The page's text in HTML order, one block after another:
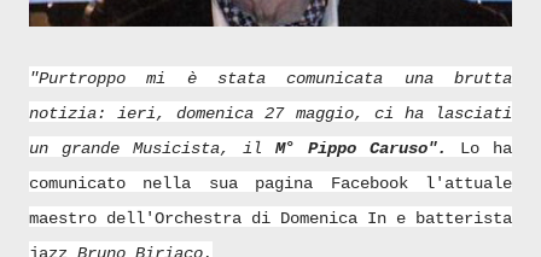
"Purtroppo mi è stata comunicata una brutta
notizia: ieri, domenica 27 maggio, ci ha lasciati
un grande Musicista, il M° Pippo Caruso". Lo ha
comunicato nella sua pagina Facebook l'attuale
maestro dell'Orchestra di Domenica In e batterista